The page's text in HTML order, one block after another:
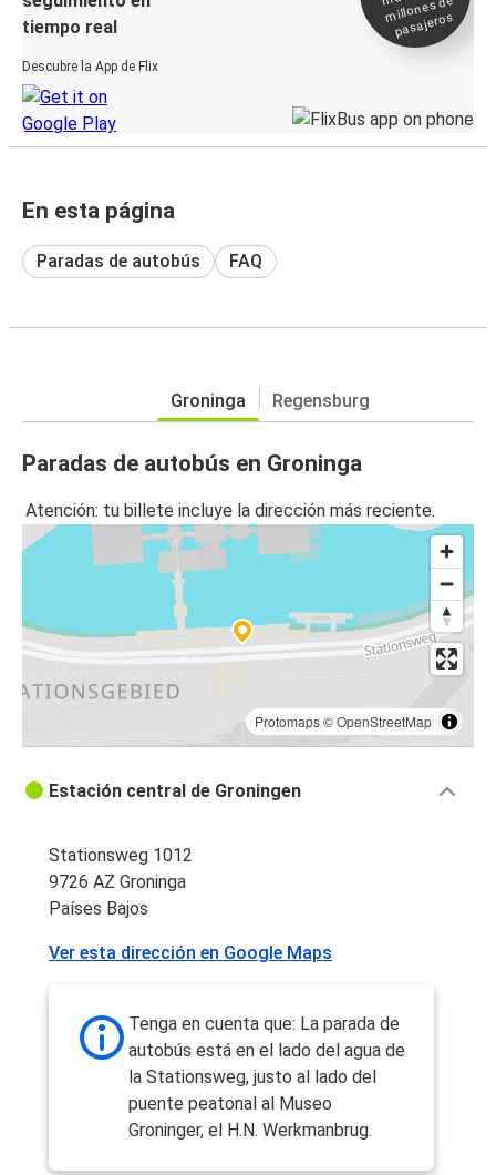
tiempo real
Descubre la App de Flix
millones de
pasajeros
En esta página
Paradas de autobús FAQ
Groninga Regensburg
Paradas de autobús en Groninga
Atención: tu billete incluye la dirección más reciente.
Protomaps©OpenStreetMap
Estación central de Groningen
Stationsweg 1012
9726 AZ Groninga
Países Bajos
Ver esta dirección en Google Maps
Tenga en cuenta que: La parada de
autobús está en el lado del agua de
la Stationsweg, justo al lado del
puente peatonal al Museo
Groninger, el H.N. Werkmanbrug.